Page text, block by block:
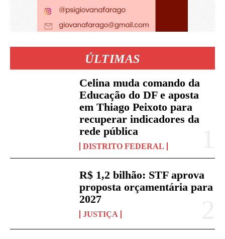
ÚLTIMAS
Celina muda comando da
Educação do DF e aposta
em Thiago Peixoto para
recuperar indicadores da
rede pública
DISTRITO FEDERAL
R$ 1,2 bilhão: STF aprova
proposta orçamentária para
2027
JUSTIÇA